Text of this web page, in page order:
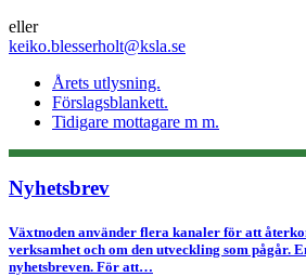
eller
keiko.blesserholt@ksla.se
Årets utlysning.
Förslagsblankett.
Tidigare mottagare m m.
Nyhetsbrev
Växtnoden använder flera kanaler för att
verksamhet och om den utveckling som pågår.
nyhetsbreven. För att…